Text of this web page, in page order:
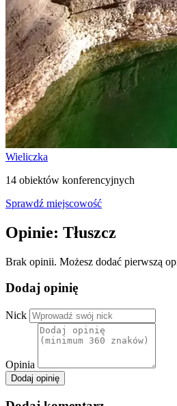
Wieliczka
14 obiektów konferencyjnych
Sprawdź miejscowość
Opinie: Tłuszcz
Brak opinii. Możesz dodać pierwszą
Dodaj opinię
Nick
Opinia
Dodaj opinię